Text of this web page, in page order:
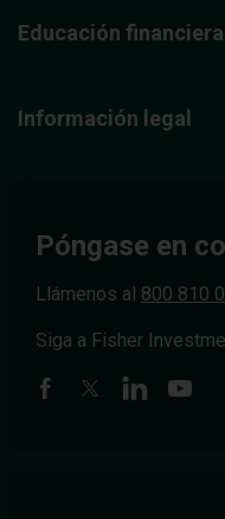
Educación financiera
Información legal
Póngase en
Llámenos al 800 810
Siga a Fisher